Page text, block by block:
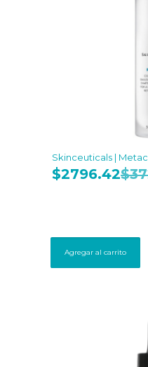
Skinceuticals |
$2796.42$
Agregar al carrito